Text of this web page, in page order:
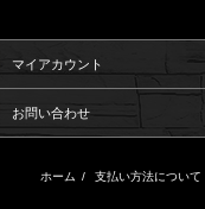
マイアカウント
お問い合わせ
ホーム / 支払い方法について